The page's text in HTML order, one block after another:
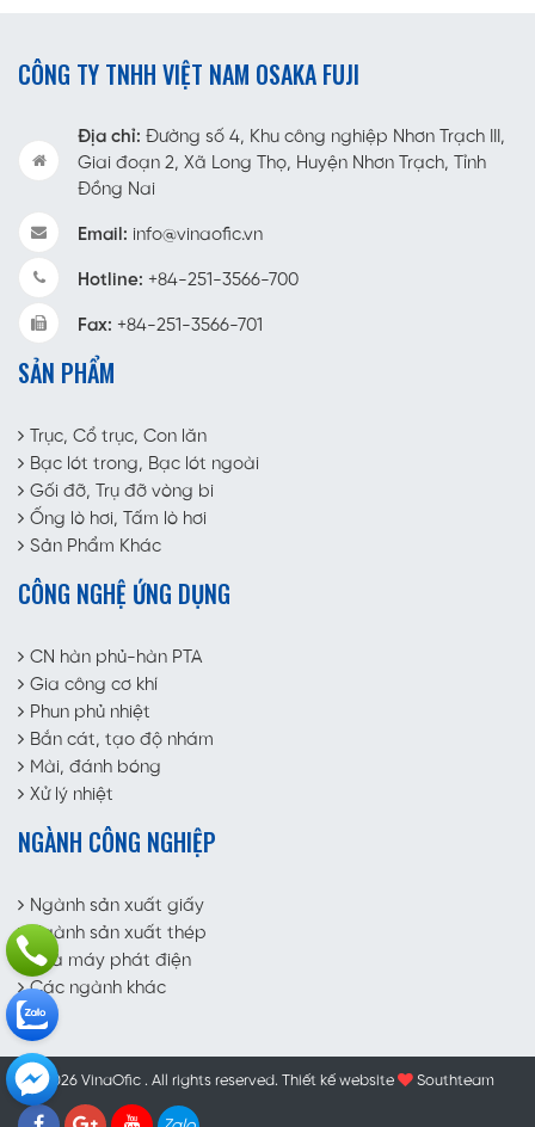
CÔNG TY TNHH VIỆT NAM OSAKA FUJI
Địa chỉ: Đường số 4, Khu công nghiệp Nhơn Trạch III,
Giai đoạn 2, Xã Long Thọ, Huyện Nhơn Trạch, Tỉnh
Đồng Nai
Email: info@vinaofic.vn
Hotline: +84-251-3566-700
Fax: +84-251-3566-701
SẢN PHẨM
Trục, Cổ trục, Con lăn
Bạc lót trong, Bạc lót ngoài
Gối đỡ, Trụ đỡ vòng bi
Ống lò hơi, Tấm lò hơi
Sản Phẩm Khác
CÔNG NGHỆ ỨNG DỤNG
CN hàn phủ-hàn PTA
Gia công cơ khí
Phun phủ nhiệt
Bắn cát, tạo độ nhám
Mài, đánh bóng
Xử lý nhiệt
NGÀNH CÔNG NGHIỆP
Ngành sản xuất giấy
Ngành sản xuất thép
Nhà máy phát điện
Các ngành khác
© 2026 VinaOfic . All rights reserved. Thiết kế website Southteam